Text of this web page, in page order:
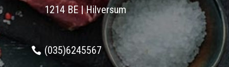
1214 BE | Hilversum
(035)6245567